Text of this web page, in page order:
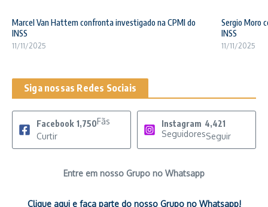
Marcel Van Hattem confronta investigado na CPMI do
INSS
11/11/2025
Sergio Moro
INSS
11/11/2025
Siga nossas Redes Sociais
Facebook 1,750Fãs
Curtir
Instagram 4,421
SeguidoresSeguir
Entre em nosso Grupo no Whatsapp
Clique aqui e faça parte do nosso Grupo no Whatsapp!